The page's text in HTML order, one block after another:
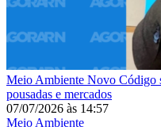
Meio Ambiente Novo Código
pousadas e mercados
07/07/2026 às 14:57
Meio Ambiente